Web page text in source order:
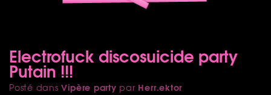
Electrofuck discosuicide party
Putain !!!
Posté dansVipère party par Herr.ektor